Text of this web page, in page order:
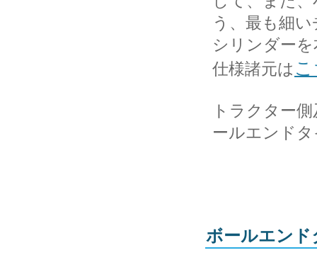
う、最も細
シリンダー
仕様諸元は
トラクター
ールエンド
ボールエンド